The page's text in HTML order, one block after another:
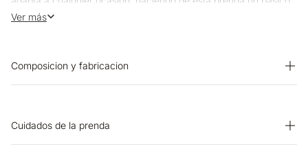
imprescindible en tu armario.
Ver más
Composicion y fabricacion
Cuidados de la prenda